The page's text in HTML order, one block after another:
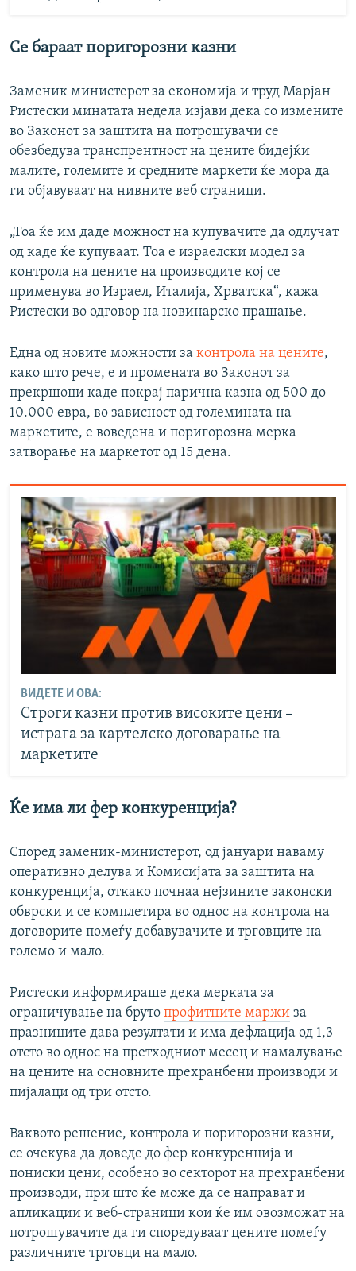
Се бараат поригорозни казни
Заменик министерот за економија и труд Марјан
Ристески минатата недела изјави дека со измените
во Законот за заштита на потрошувачи се
обезбедува транспрентност на цените бидејќи
малите, големите и средните маркети ќе мора да
ги објавуваат на нивните веб страници.
„Тоа ќе им даде можност на купувачите да одлучат
од каде ќе купуваат. Тоа е израелски модел за
контрола на цените на производите кој се
применува во Израел, Италија, Хрватска“, кажа
Ристески во одговор на новинарско прашање.
Една од новите можности за контрола на цените,
како што рече, е и промената во Законот за
прекршоци каде покрај парична казна од 500 до
10.000 евра, во зависност од големината на
маркетите, е воведена и поригорозна мерка
затворање на маркетот од 15 дена.
ВИДЕТЕ И ОВА:
Строги казни против високите цени –
истрага за картелско договарање на
маркетите
Ќе има ли фер конкуренција?
Според заменик-министерот, од јануари наваму
оперативно делува и Комисијата за заштита на
конкуренција, откако почнаа нејзините законски
обврски и се комплетира во однос на контрола на
договорите помеѓу добавувачите и трговците на
големо и мало.
Ристески информираше дека мерката за
ограничување на бруто профитните маржи за
празниците дава резултати и има дефлација од 1,3
отсто во однос на претходниот месец и намалување
на цените на основните прехранбени производи и
пијалаци од три отсто.
Ваквото решение, контрола и поригорозни казни,
се очекува да доведе до фер конкуренција и
пониски цени, особено во секторот на прехранбени
производи, при што ќе може да се направат и
апликации и веб-страници кои ќе им овозможат на
потрошувачите да ги споредуваат цените помеѓу
различните трговци на мало.